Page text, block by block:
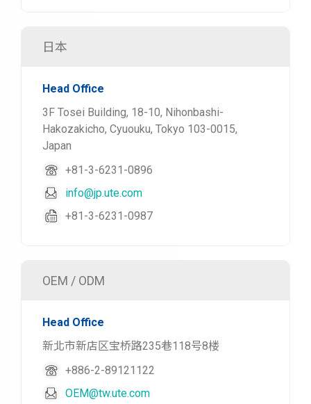
日本
Head Office
3F Tosei Building, 18-10, Nihonbashi-
Hakozakicho, Cyuouku, Tokyo 103-0015,
Japan
+81-3-6231-0896
info@jp.ute.com
+81-3-6231-0987
OEM / ODM
Head Office
新北市新店区宝桥路235巷118号8楼
+886-2-89121122
OEM@tw.ute.com